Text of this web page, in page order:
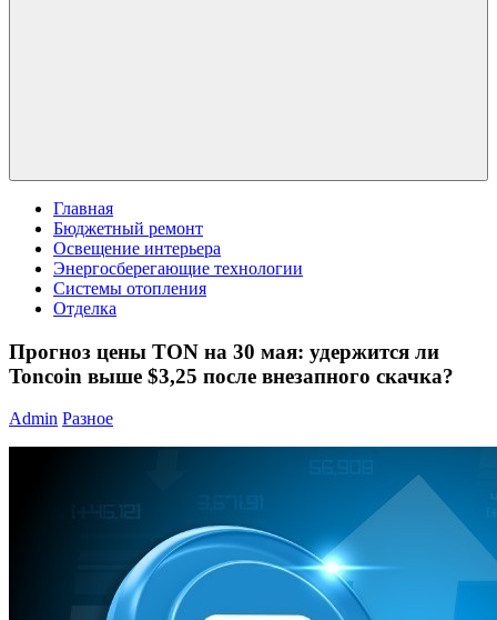
Главная
Бюджетный ремонт
Освещение интерьера
Энергосберегающие технологии
Системы отопления
Отделка
Прогноз цены TON на 30 мая: удержится ли
Toncoin выше $3,25 после внезапного скачка?
Admin Разное